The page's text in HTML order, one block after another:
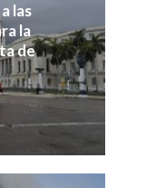
las
la
de